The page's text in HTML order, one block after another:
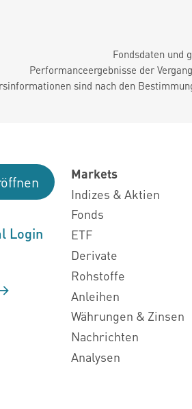
Fondsdaten und
Performanceergebnisse der
sind nach den
Login
Markets
Indizes & Aktien
Fonds
ETF
Derivate
Rohstoffe
Anleihen
Währungen & Zinsen
Nachrichten
Analysen